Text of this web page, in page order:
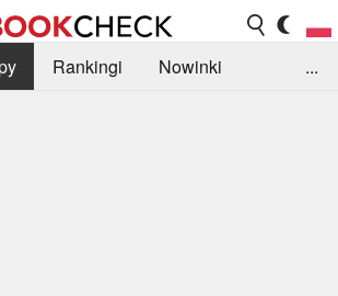
Rankingi
Nowinki
...